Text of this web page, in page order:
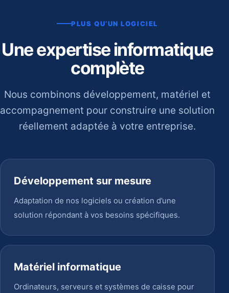
PLUS QU’UN LOGICIEL
Une expertise informatique
complète
Nous combinons développement, matériel et
accompagnement pour construire une solution
réellement adaptée à votre entreprise.
Développement sur mesure
Adaptation de nos logiciels ou création d’une
solution répondant à vos besoins spécifiques.
Matériel informatique
Ordinateurs, serveurs et systèmes de caisse pour